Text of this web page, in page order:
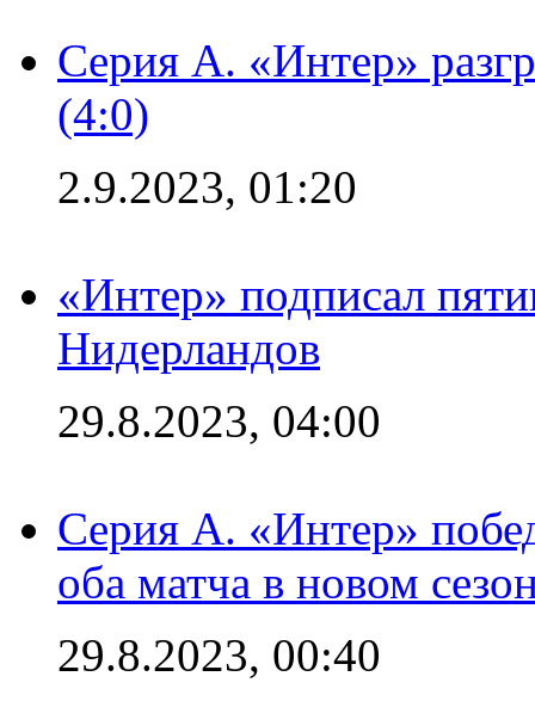
Серия А. «Интер»
(4:0)
2.9.2023, 01:20
«Интер» подписал
Нидерландов
29.8.2023, 04:00
Серия А. «Интер»
оба матча в новом
29.8.2023, 00:40